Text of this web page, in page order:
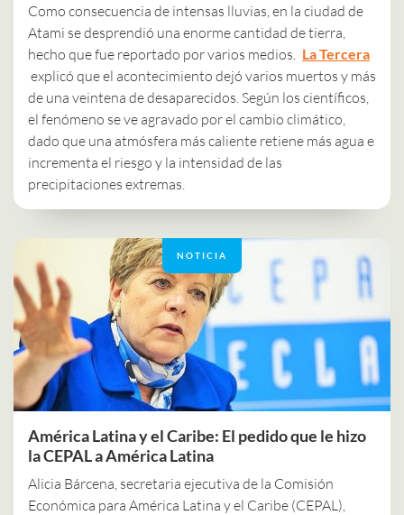
Como consecuencia de intensas lluvias, en la ciudad de
Atami se desprendió una enorme cantidad de tierra,
hecho que fue reportado por varios medios.
La Tercera
explicó que el acontecimiento dejó varios muertos y más
de una veintena de desaparecidos. Según los científicos,
el fenómeno se ve agravado por el cambio climático,
dado que una atmósfera más caliente retiene más agua e
incrementa el riesgo y la intensidad de las
precipitaciones extremas.
NOTICIA
América Latina y el Caribe: El pedido que le hizo
la CEPAL a América Latina
Alicia Bárcena, secretaria ejecutiva de la Comisión
Económica para América Latina y el Caribe (CEPAL),